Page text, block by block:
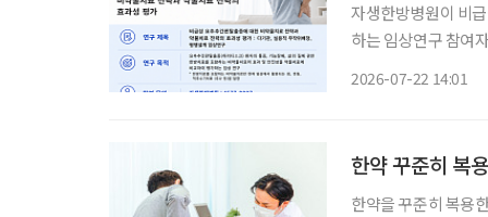
자생한방병원이 비
하는 임상연구 참여자를 모집한다. 이번 연구는 허리
2026-07-22 14:01
한약 꾸준히 복
한약을 꾸준히 복용